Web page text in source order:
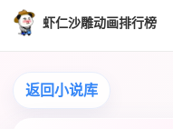
虾仁沙雕动画排行榜
返回小说库